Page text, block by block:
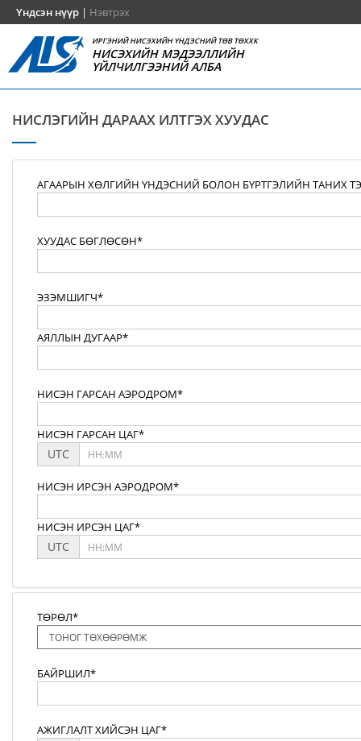
Үндсэн нүүр | Нэвтрэх
ИРГЭНИЙ НИСЭХИЙН ҮНДЭСНИЙ ТӨВ ТӨХХК
НИСЭХИЙН МЭДЭЭЛЛИЙН
ҮЙЛЧИЛГЭЭНИЙ АЛБА
НИСЛЭГИЙН ДАРААХ ИЛТГЭХ ХУУДАС
АГААРЫН ХӨЛГИЙН ҮНДЭСНИЙ БОЛОН БҮРТГЭЛИЙН ТАНИХ
ХУУДАС БӨГЛӨСӨН*
ЭЗЭМШИГЧ*
АЯЛЛЫН ДУГААР*
НИСЭН ГАРСАН АЭРОДРОМ*
НИСЭН ГАРСАН ЦАГ*
UTC
НИСЭН ИРСЭН АЭРОДРОМ*
НИСЭН ИРСЭН ЦАГ*
UTC
ТӨРӨЛ*
БАЙРШИЛ*
АЖИГЛАЛТ ХИЙСЭН ЦАГ*